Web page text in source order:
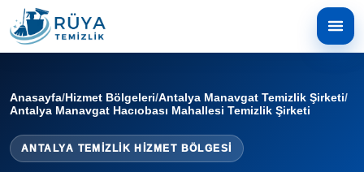
Anasayfa/Hizmet Bölgeleri/Antalya Manavgat Temizlik Şirketi/
Antalya Manavgat Hacıobası Mahallesi Temizlik Şirketi
ANTALYA TEMIZLIK HIZMET BÖLGESI